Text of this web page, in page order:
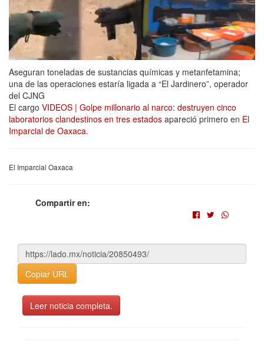
Aseguran toneladas de sustancias químicas y metanfetamina;
una de las operaciones estaría ligada a “El Jardinero”, operador
del CJNG
El cargo VIDEOS | Golpe millonario al narco: destruyen cinco
laboratorios clandestinos en tres estados apareció primero en El
Imparcial de Oaxaca.
El Imparcial Oaxaca
Compartir en:
Copiar URL
Leer noticia completa.